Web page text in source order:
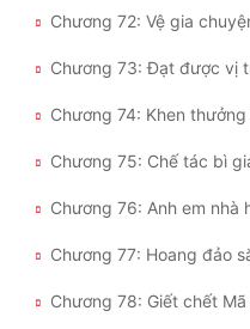
Chương 72: Vệ gia
Chương 75: Chế tác bì
Chương 76: Anh em nhà
Chương 77: Hoang đảo
Chương 78: Giết chết